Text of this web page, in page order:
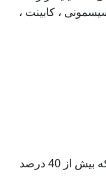
، کابینت ،
گروه صنعتی پویا با بیش از 60سال سابقه تولید در زمینه نئوپان و بعدها ام دی اف در استان مازندران واقع شده است. این کارخانه توانایی تولید بسیار بالا با کیفیت عالی را داراست بطوری که بیش از 40 درصد